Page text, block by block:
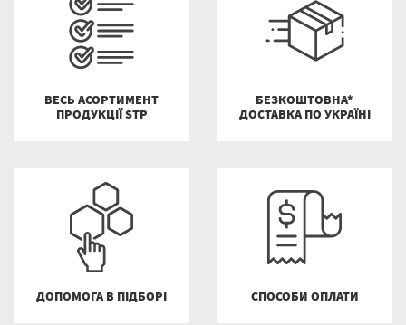
ВЕСЬ АСОРТИМЕНТ
ПРОДУКЦІЇ STP
БЕЗКОШТОВНА*
ДОСТАВКА ПО УКРАЇНІ
ДОПОМОГА В ПІДБОРІ СПОСОБИ ОПЛАТИ